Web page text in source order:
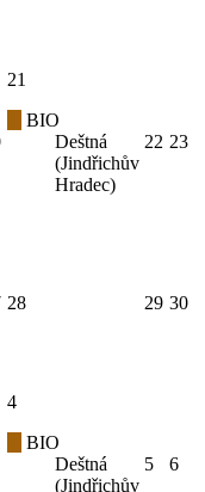
21
BIO
Deštná
(Jindřichův
Hradec)
22 23
28 29 30
4
BIO
Deštná
(Jindřichův
5 6